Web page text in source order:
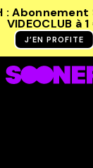
:
VIDEOCLUB à
J’EN PROFITE